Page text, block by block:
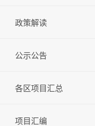
政策解读
公示公告
各区项目汇总
项目汇编